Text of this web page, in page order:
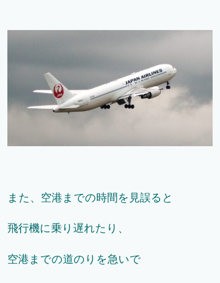
また、空港までの時間を見誤ると
飛行機に乗り遅れたり、
空港までの道のりを急いで